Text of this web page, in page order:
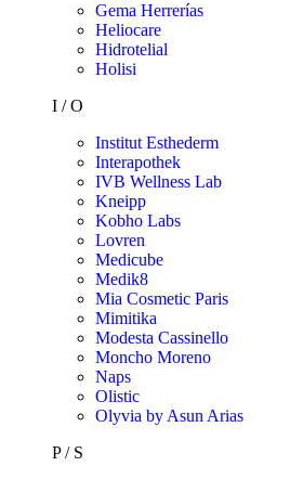
Gema Herrerías
Heliocare
Hidrotelial
Holisi
I / O
Institut Esthederm
Interapothek
IVB Wellness Lab
Kneipp
Kobho Labs
Lovren
Medicube
Medik8
Mia Cosmetic Paris
Mimitika
Modesta Cassinello
Moncho Moreno
Naps
Olistic
Olyvia by Asun Arias
P / S